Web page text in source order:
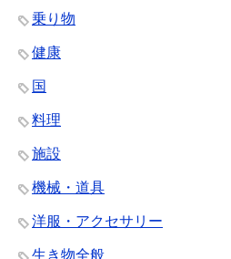
乗り物
健康
国
料理
施設
機械・道具
洋服・アクセサリー
生き物全般